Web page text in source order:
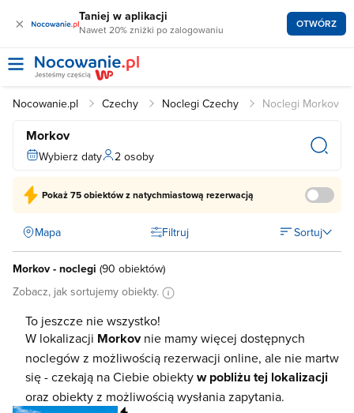
× Taniej w aplikacji
Nawet 20% zniżki po zalogowaniu OTWÓRZ
Nocowanie.pl Czechy Noclegi Czechy Noclegi Morkov
Morkov
Wybierz daty 2 osoby
Pokaż75 obiektówz natychmiastową rezerwacją
Mapa Filtruj Sortuj
Morkov - noclegi (90 obiektów)
Zobacz, jak sortujemy obiekty.
To jeszcze nie wszystko!
W lokalizacji Morkovnie mamy więcej dostępnych
noclegów z możliwością rezerwacji online, ale nie martw
się - czekają na Ciebie obiektyw pobliżu tej lokalizacji
oraz obiekty z możliwością wysłania zapytania.